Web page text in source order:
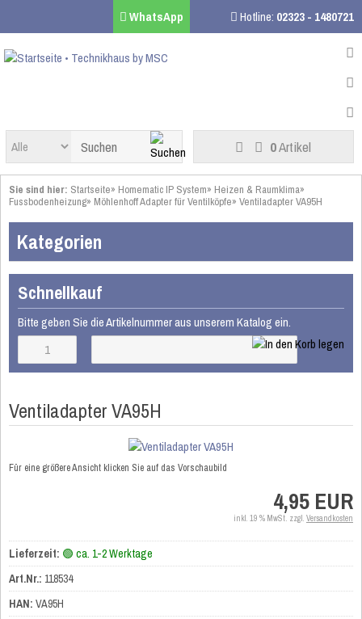
WhatsApp Hotline: 02323 - 1480721
0Artikel
Sie sind hier: Startseite» Homematic IP System» Heizen & Raumklima»
Fussbodenheizung» Möhlenhoff Adapter für Ventilköpfe» Ventiladapter VA95H
Kategorien
Schnellkauf
Bitte geben Sie die Artikelnummer aus unserem Katalog ein.
Ventiladapter VA95H
Für eine größere Ansicht klicken Sie auf das Vorschaubild
4,95 EUR
inkl. 19 % MwSt. zzgl. Versandkosten
Lieferzeit: 🟢 ca. 1-2 Werktage
Art.Nr.: 118534
HAN: VA95H